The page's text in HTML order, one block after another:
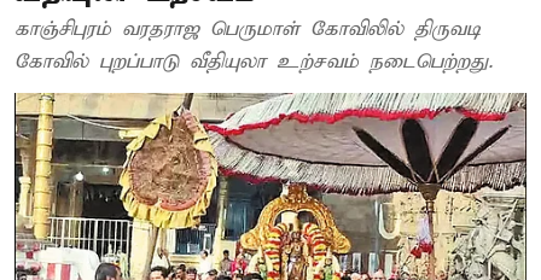
காஞ்சிபுரம் வரதராஜ பெருமாள் கோவிலில் திருவடி
கோவில் புறப்பாடு வீதியுலா உற்சவம் நடைபெற்றது.